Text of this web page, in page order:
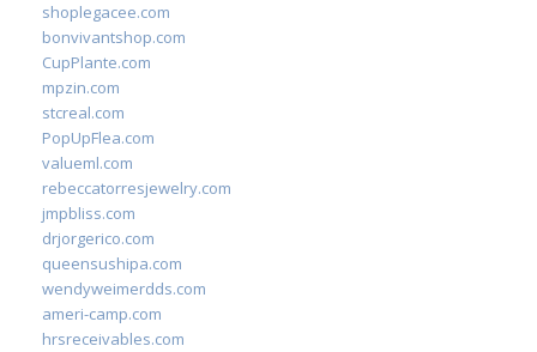
shoplegacee.com
bonvivantshop.com
CupPlante.com
mpzin.com
stcreal.com
PopUpFlea.com
valueml.com
rebeccatorresjewelry.com
jmpbliss.com
drjorgerico.com
queensushipa.com
wendyweimerdds.com
ameri-camp.com
hrsreceivables.com